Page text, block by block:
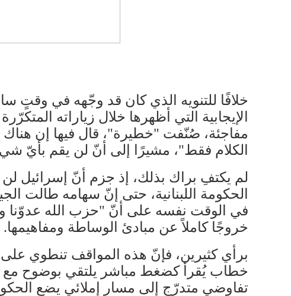
خلافًا للتنويه الذي كان قد وجّهه في وقتٍ
الإيجابية التي أظهرها خلال زياراته
مفاجئة، صُنّفت "خطيرة"، قال فيها إن
الكلام فقط"، مشيرًا إلى أنّ لن يقم بأيّ
لم يكتفِ براك بذلك، إذ جزم أنّ ​إسرائيل​
​الحكومة اللبنانية​، حتى إنّ سهامه طالت
في الوقت نفسه على أنّ "حزب الله عدوّنا
خروجًا كاملاً عن مبادئ الوساطة ومفاهيمها.
برأي كثيرين، فإنّ هذه المواقف تنطوي
خطاب يُقرأ كضغط مباشر يلتقي بوضوح مع
تفاوضي متدرّج إلى مسار إملائي يضع